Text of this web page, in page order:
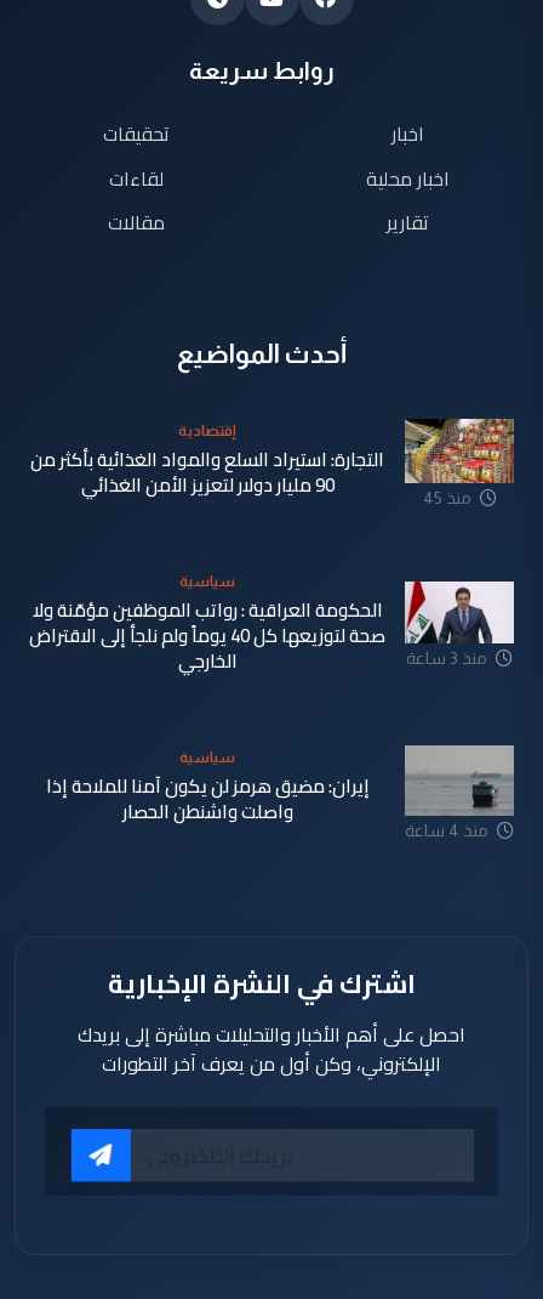
روابط سريعة
اخبار
اخبار محلية
تقارير
تحقيقات
لقاءات
مقالات
أحدث المواضيع
منذ 45
إقتصادية
التجارة: استيراد السلع والمواد الغذائية بأكثر من
90 مليار دولار لتعزيز الأمن الغذائي
منذ 3 ساعة
سياسية
الحكومة العراقية : رواتب الموظفين مؤمّنة ولا
صحة لتوزيعها كل 40 يوماً ولم نلجأ إلى الاقتراض
الخارجي
منذ 4 ساعة
سياسية
إيران: مضيق هرمز لن يكون آمنا للملاحة إذا
واصلت واشنطن الحصار
اشترك في النشرة الإخبارية
احصل على أهم الأخبار والتحليلات مباشرة إلى بريدك
الإلكتروني، وكن أول من يعرف آخر التطورات